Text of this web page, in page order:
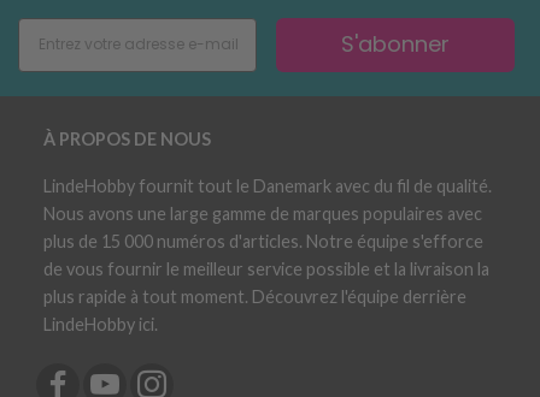
S'abonner
À PROPOS DE NOUS
LindeHobby fournit tout le Danemark avec du fil de qualité.
Nous avons une large gamme de marques populaires avec
plus de 15 000 numéros d'articles. Notre équipe s'efforce
de vous fournir le meilleur service possible et la livraison la
plus rapide à tout moment. Découvrez l'équipe derrière
LindeHobby ici.